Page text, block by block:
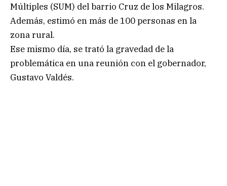
Múltiples (SUM) del barrio Cruz de los Milagros.
Además, estimó en más de 100 personas en la
zona rural.
Ese mismo día, se trató la gravedad de la
problemática en una reunión con el gobernador,
Gustavo Valdés.